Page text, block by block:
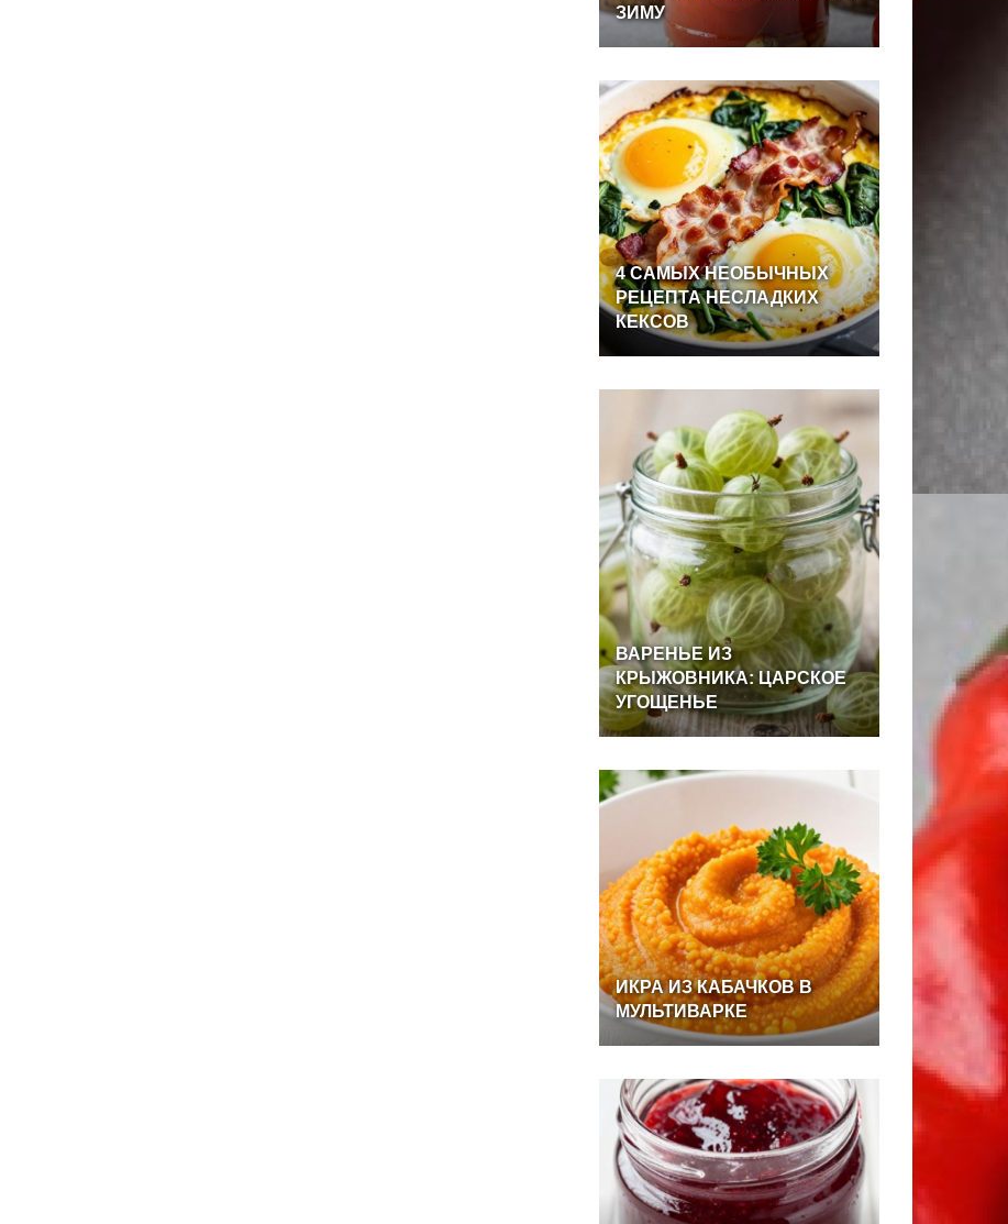
ЗИМУ
4САМЫХНЕОБЫЧНЫХ
РЕЦЕПТАНЕСЛАДКИХ
КЕКСОВ
ВАРЕНЬЕИЗ
КРЫЖОВНИКА:ЦАРСКОЕ
УГОЩЕНЬЕ
ИКРАИЗКАБАЧКОВВ
МУЛЬТИВАРКЕ